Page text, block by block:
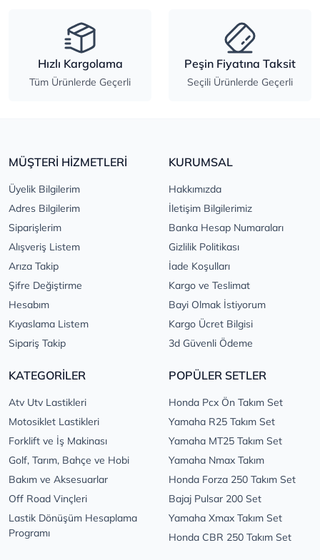
Hızlı Kargolama
Tüm Ürünlerde Geçerli
Peşin Fiyatına Taksit
Seçili Ürünlerde Geçerli
MÜŞTERİ HİZMETLERİ
Üyelik Bilgilerim
Adres Bilgilerim
Siparişlerim
Alışveriş Listem
Arıza Takip
Şifre Değiştirme
Hesabım
Kıyaslama Listem
Sipariş Takip
KURUMSAL
Hakkımızda
İletişim Bilgilerimiz
Banka Hesap Numaraları
Gizlilik Politikası
İade Koşulları
Kargo ve Teslimat
Bayi Olmak İstiyorum
Kargo Ücret Bilgisi
3d Güvenli Ödeme
KATEGORİLER
Atv Utv Lastikleri
Motosiklet Lastikleri
Forklift ve İş Makinası
Golf, Tarım, Bahçe ve Hobi
Bakım ve Aksesuarlar
Off Road Vinçleri
Lastik Dönüşüm Hesaplama
Programı
POPÜLER SETLER
Honda Pcx Ön Takım Set
Yamaha R25 Takım Set
Yamaha MT25 Takım Set
Yamaha Nmax Takım
Honda Forza 250 Takım Set
Bajaj Pulsar 200 Set
Yamaha Xmax Takım Set
Honda CBR 250 Takım Set